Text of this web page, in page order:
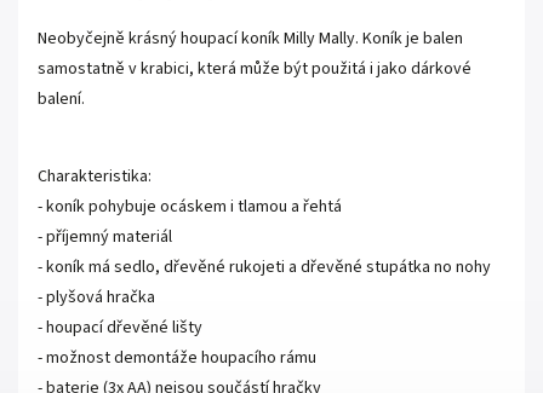
Neobyčejně krásný houpací koník Milly Mally. Koník je balen
samostatně v krabici, která může být použitá i jako dárkové
balení.
Charakteristika:
- koník pohybuje ocáskem i tlamou a řehtá
- příjemný materiál
- koník má sedlo, dřevěné rukojeti a dřevěné stupátka no nohy
- plyšová hračka
- houpací dřevěné lišty
- možnost demontáže houpacího rámu
- baterie (3x AA) nejsou součástí hračky